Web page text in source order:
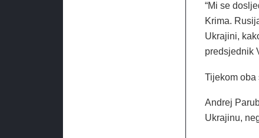
“Mi se
Krima.
Ukrajini,
predsjednik
Tijekom oba
Andrej
Ukrajinu,